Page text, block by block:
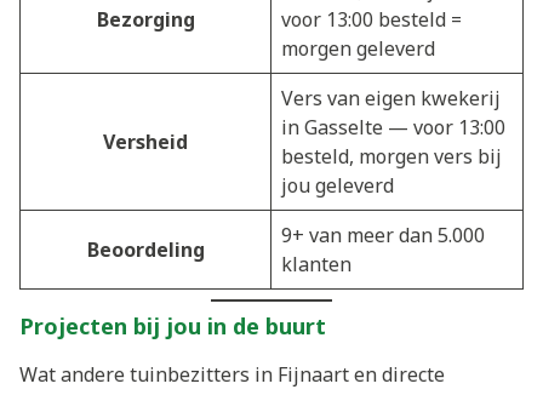
Bezorging
voor 13:00 besteld =
morgen geleverd
Versheid
Vers van eigen kwekerij
in Gasselte — voor 13:00
besteld, morgen vers bij
jou geleverd
Beoordeling
9+ van meer dan 5.000
klanten
Projecten bij jou in de buurt
Wat andere tuinbezitters in Fijnaart en directe